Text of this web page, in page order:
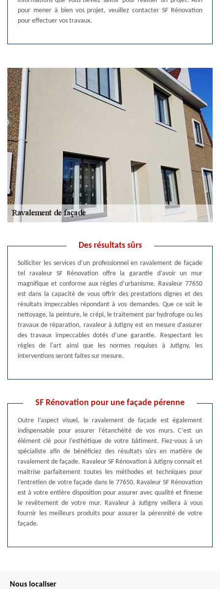
pour mener à bien vos projet, veuillez contacter SF Rénovation
pour effectuer vos travaux.
Des résultats sûrs
Solliciter les services d’un professionnel en ravalement de façade
tel ravaleur SF Rénovation offre la garantie d’avoir un mur
magnifique et conforme aux règles d’urbanisme. Ravaleur 77650
est dans la capacité de vous offrir des prestations dignes et des
résultats impeccables répondant à vos demandes. Que ce soit le
nettoyage, la peinture, le crépi, le traitement par hydrofuge ou les
travaux de réparation, ravaleur à Jutigny est en mesure d’assurer
des travaux impeccables dotés d’une garantie. Respectant les
règles de l'art ainsi que les normes requises à Jutigny, les
interventions seront faites sur mesure.
SF Rénovation pour une façade pérenne
Outre l’aspect visuel, le ravalement de façade est également
indispensable pour assurer l’étanchéité de vos murs. C’est un
élément clé pour l’esthétique de votre bâtiment. Fiez-vous à un
spécialiste afin de bénéficiez des résultats sûrs en matière de
ravalement de façade. Ravaleur SF Rénovation à Jutigny connait et
maitrise parfaitement toutes les méthodes et techniques pour
l’entretien de votre façade dans le 77650. Ravaleur SF Rénovation
est à votre entière disposition pour assurer avec qualité et finesse
le revêtement de votre mur. Ravaleur à Jutigny veillera à vous
fournir les meilleurs produits pour assurer la pérennité de votre
façade.
Nous localiser